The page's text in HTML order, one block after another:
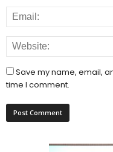
Save my name, email,
time I comment.